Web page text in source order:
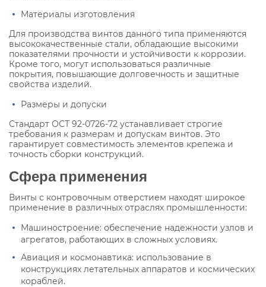
Материалы изготовления
Для производства винтов данного типа применяются
высококачественные стали, обладающие высокими
показателями прочности и устойчивости к коррозии.
Кроме того, могут использоваться различные
покрытия, повышающие долговечность и защитные
свойства изделий.
Размеры и допуски
Стандарт ОСТ 92-0726-72 устанавливает строгие
требования к размерам и допускам винтов. Это
гарантирует совместимость элементов крепежа и
точность сборки конструкций.
Сфера применения
Винты с контровочным отверстием находят широкое
применение в различных отраслях промышленности:
Машиностроение: обеспечение надежности узлов и
агрегатов, работающих в сложных условиях.
Авиация и космонавтика: использование в
конструкциях летательных аппаратов и космических
кораблей.